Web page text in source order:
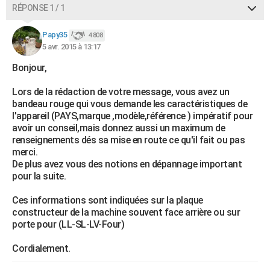
Carte de Noël
Carte Bonne année
Carte Saint-Valentin
Carte Pâques
Carte d'anniversaire
DICTIONNAIRE
Dictionnaire
Biographies
Citations
Expressions
Proverbes
PROGRAMME TV
COPAINS D'AVANT
FORUM
Bricolage
Lifestyle
Culture
Sport
Auto
Television
Voyage
Cinema
RÉPONSE 1 / 1
Papy35 4 808
5 avr. 2015 à 13:17
Bonjour,
Lors de la rédaction de votre message, vous avez un
bandeau rouge qui vous demande les caractéristiques de
l'appareil (PAYS,marque ,modèle,référence ) impératif pour
avoir un conseil,mais donnez aussi un maximum de
renseignements dés sa mise en route ce qu'il fait ou pas
merci.
De plus avez vous des notions en dépannage important
pour la suite.
Ces informations sont indiquées sur la plaque
constructeur de la machine souvent face arrière ou sur
porte pour (LL-SL-LV-Four)
Cordialement.